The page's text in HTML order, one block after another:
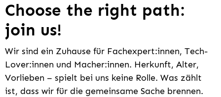
Choose the right path:
join us!
Wir sind ein Zuhause für Fachexpert:innen, Tech-
Lover:innen und Macher:innen. Herkunft, Alter,
Vorlieben – spielt bei uns keine Rolle. Was zählt
ist, dass wir für die gemeinsame Sache brennen.